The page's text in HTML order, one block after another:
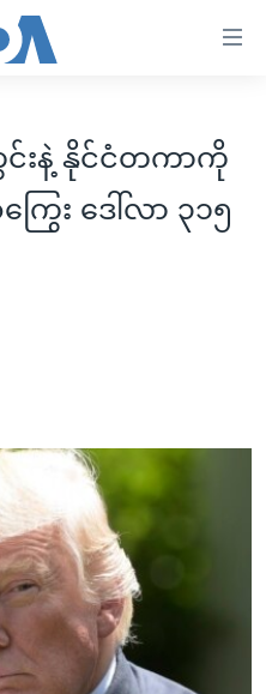
ား
င်းနဲ့ နိုင်ငံတကာကို
ေး ဒေါ်လာ ၃၁၅